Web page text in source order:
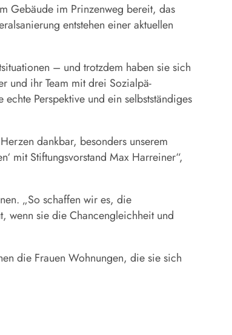
Gebäude im Prinzenweg bereit, das
entstehen einer aktuellen
– und trotzdem haben sie sich
und ihr Team mit drei Sozialpä­
Perspektive und ein selbstständiges
dankbar, besonders unserem
mit Stiftungsvorstand Max Harreiner“,
„So schaffen wir es, die
wenn sie die Chancengleichheit und
die Frauen Wohnungen, die sie sich